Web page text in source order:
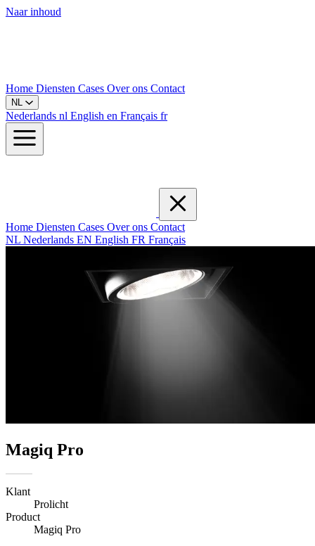
Naar inhoud
Home Diensten Cases Over ons Contact
NL
Nederlands nl English en Français fr
Home Diensten Cases Over ons Contact
NL Nederlands EN English FR Français
Magiq Pro
Klant
Prolicht
Product
Magiq Pro